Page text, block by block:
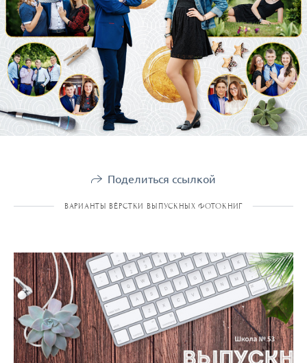
Поделиться ссылкой
ВАРИАНТЫ ВЁРСТКИ ВЫПУСКНЫХ ФОТОКНИГ